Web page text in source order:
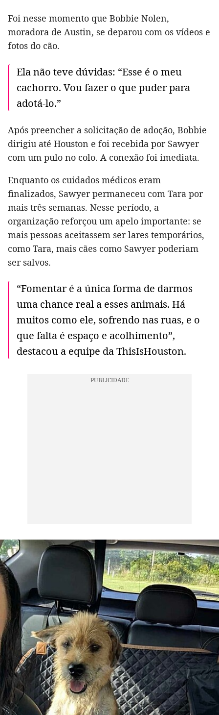
Foi nesse momento que Bobbie Nolen,
moradora de Austin, se deparou com os vídeos e
fotos do cão.
Ela não teve dúvidas: “Esse é o meu
cachorro. Vou fazer o que puder para
adotá-lo.”
Após preencher a solicitação de adoção, Bobbie
dirigiu até Houston e foi recebida por Sawyer
com um pulo no colo. A conexão foi imediata.
Enquanto os cuidados médicos eram
finalizados, Sawyer permaneceu com Tara por
mais três semanas. Nesse período, a
organização reforçou um apelo importante: se
mais pessoas aceitassem ser lares temporários,
como Tara, mais cães como Sawyer poderiam
ser salvos.
“Fomentar é a única forma de darmos
uma chance real a esses animais. Há
muitos como ele, sofrendo nas ruas, e o
que falta é espaço e acolhimento”,
destacou a equipe da ThisIsHouston.